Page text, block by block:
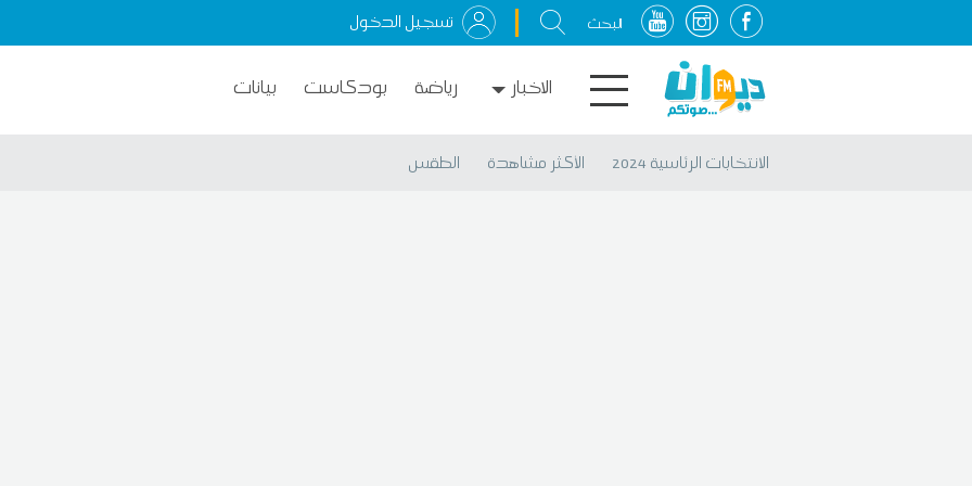
تسجيل الدخول
الاخبار رياضة بودكاست بيانات
الانتخابات الرئاسية 2024 الأكثر مشاهدة الطقس